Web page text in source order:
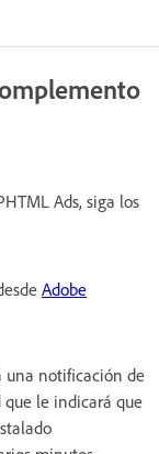
Ads, siga los
Adobe
una notificación de
le indicará que